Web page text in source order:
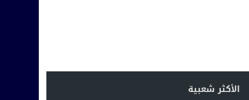
الأكثر شعبية